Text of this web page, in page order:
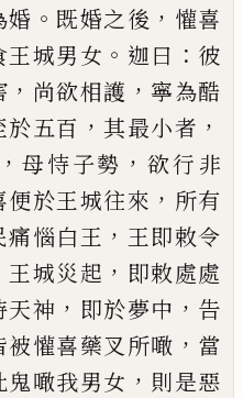
婚 。 既婚之後 ， 懽喜
王城男女 。 迦曰 ： 彼
， 尚欲相護 ， 寧為酷
於五百 ， 其最小者 ，
， 母恃子勢 ， 欲行非
便於王城往來 ， 所有
痛惱白王 ， 王即敕令
王城災起 ， 即敕處處
天神 ， 即於夢中 ， 告
被懽喜藥叉所噉 ， 當
鬼噉我男女 ， 則是惡